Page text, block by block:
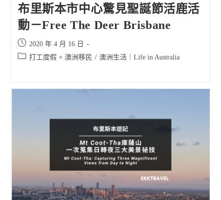
布里斯本市中心驚見聖誕節活鹿活
動－Free The Deer Brisbane
Post
published:
2020 年 4 月 16 日
Post 打工度假 × 澳洲移民 / 澳洲生活｜Life in Australia